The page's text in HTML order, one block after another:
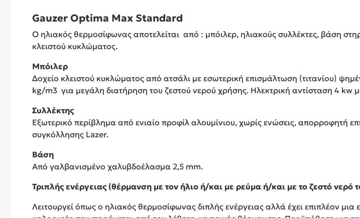
Gauzer Optima Max Standard
Ο ηλιακός θερμοσίφωνας αποτελείται από : μπόιλερ, ηλιακούς συλλέκτες, βάση
κλειστού κυκλώματος.
Μπόιλερ
Δοχείο κλειστού κυκλώματος από ατσάλι με εσωτερική επισμάλτωση (τιτανίου)
kg/m3 για μεγάλη διατήρηση του ζεστού νερού χρήσης. Ηλεκτρική αντίσταση 4 kw
Συλλέκτης
Εξωτερικό περίβλημα από ενιαίο προφίλ αλουμίνιου, χωρίς ενώσεις, απορροφητή
συγκόλλησης Lazer.
Βάση
Από γαλβανισμένο χαλυβδοέλασμα 2,5 mm.
Τριπλής ενέργειας (θέρμανση με τον ήλιο ή/και με ρεύμα ή/και με το ζεστό νερό
Λειτουργεί όπως ο ηλιακός θερμοσίφωνας διπλής ενέργειας αλλά έχει επιπλέον